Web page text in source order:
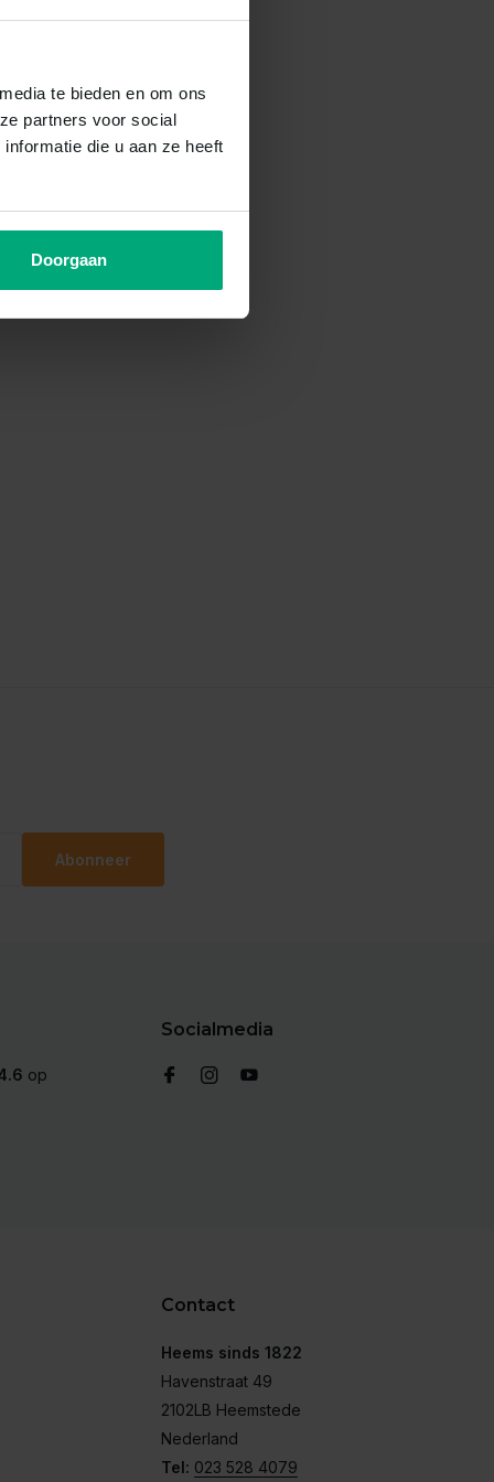
te bieden en om ons
partners voor social
die u aan ze heeft
Doorgaan
Abonneer
op
Socialmedia
Contact
Heems sinds 1822
Havenstraat 49
2102LB Heemstede
Nederland
Tel: 023 528 4079